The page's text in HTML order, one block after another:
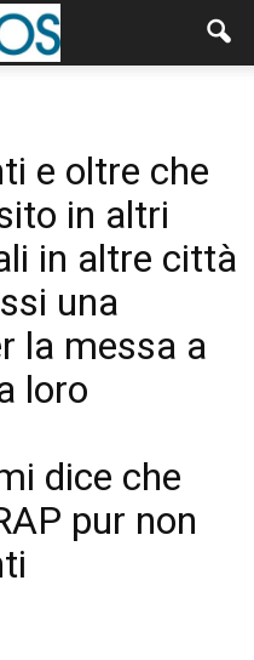
e oltre che
in altri
in altre città
una
la messa a
loro
dice che
pur non